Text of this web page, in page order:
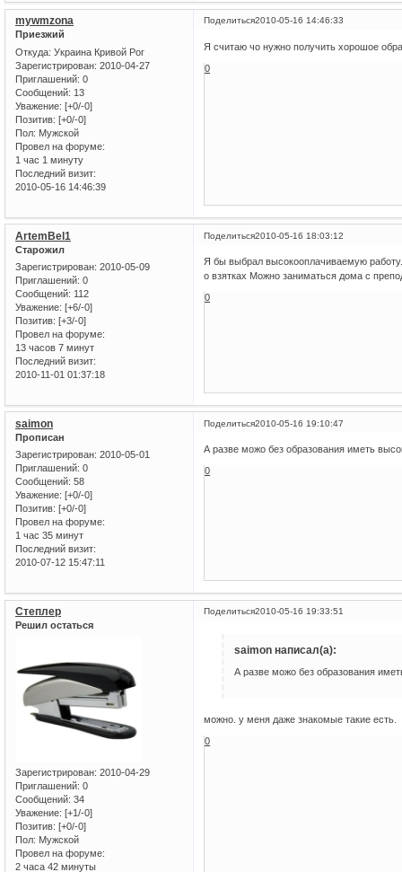
Поделиться2010-05-16 14:46:33
mywmzona
Приезжий
Откуда: Украина Кривой Рог
Зарегистрирован: 2010-04-27
Приглашений: 0
Сообщений: 13
Уважение: [+0/-0]
Позитив: [+0/-0]
Пол: Мужской
Провел на форуме:
1 час 1 минуту
Последний визит:
2010-05-16 14:46:39
Я считаю чо нужно получить хорошое
0
Поделиться2010-05-16 18:03:12
ArtemBel1
Старожил
Зарегистрирован: 2010-05-09
Приглашений: 0
Сообщений: 112
Уважение: [+6/-0]
Позитив: [+3/-0]
Провел на форуме:
13 часов 7 минут
Последний визит:
2010-11-01 01:37:18
Я бы выбрал высокооплачиваемую
о взятках Можно заниматься дома с
0
Поделиться2010-05-16 19:10:47
saimon
Прописан
Зарегистрирован: 2010-05-01
Приглашений: 0
Сообщений: 58
Уважение: [+0/-0]
Позитив: [+0/-0]
Провел на форуме:
1 час 35 минут
Последний визит:
2010-07-12 15:47:11
А разве можо без образования иметь
0
Поделиться2010-05-16 19:33:51
Степлер
Решил остаться
Зарегистрирован: 2010-04-29
Приглашений: 0
Сообщений: 34
Уважение: [+1/-0]
Позитив: [+0/-0]
Пол: Мужской
Провел на форуме:
2 часа 42 минуты
saimon написал(а):
А разве можо без образования
можно. у меня даже знакомые такие есть.
0